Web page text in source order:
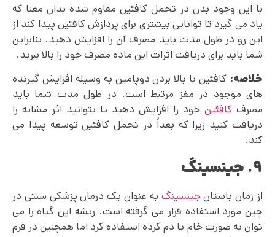
با این وجود بدن در تحمل کافئین مقاوم شده بدان معنا که
یاد می گیرد تا توانایی بیشتری برای پردازش کافئین پیدا کند از
این رو در طول مدت باید مصرف آن را افزایش دهید. بنابراین
شما باید برای دریافت اثرات این ماده مصرف خود را بالا ببرید.
خلاصه: کافئین با بالا بردن دوپامین به وسیله افزایش گیرنده
های موجود در مغز مرتبط است. در طول مدت شما باید
مصرف کافئین خود را افزایش دهید تا بتوانید اثر مشابه را
دریافت کنید زیرا که بعداً در تحمل کافئین توسعه پیدا می
کند.
۹. جینسینگ
از زمان باستانجینسینگ به عنوان یک درمان پزشکی سنتی در
چین مورد استفاده قرار می‌ گرفته است. ریشه این گیاه را می
توان به صورت خام یا دم کرده استفاده کرد اما همچنین در فرم